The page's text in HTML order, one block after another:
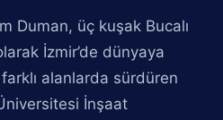
Duman, üç kuşak Bucalı
İzmir’de dünyaya
alanlarda sürdüren
İnşaat